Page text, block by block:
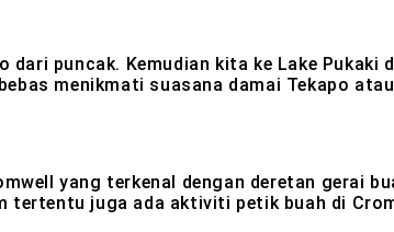
puncak. Kemudian kita ke Lake Pukaki
menikmati suasana damai Tekapo
yang terkenal dengan deretan gerai
tertentu juga ada aktiviti petik buah di